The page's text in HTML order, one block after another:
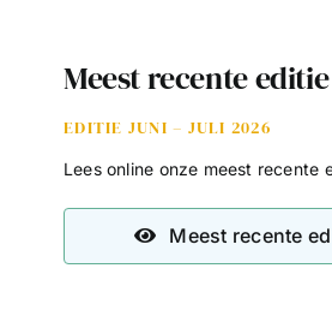
Meest recente editie
EDITIE JUNI – JULI 2026
Lees online onze meest recente
Meest recente